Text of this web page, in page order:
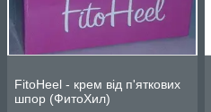
FitoHeel - крем від п'яткових
шпор (ФитоХил)